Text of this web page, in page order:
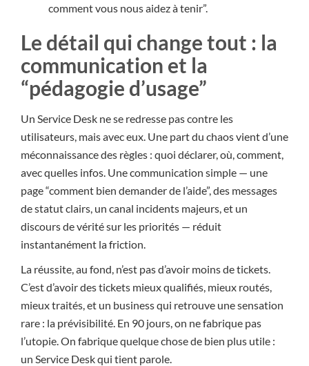
comment vous nous aidez à tenir”.
Le détail qui change tout : la
communication et la
“pédagogie d’usage”
Un Service Desk ne se redresse pas contre les
utilisateurs, mais avec eux. Une part du chaos vient d’une
méconnaissance des règles : quoi déclarer, où, comment,
avec quelles infos. Une communication simple — une
page “comment bien demander de l’aide”, des messages
de statut clairs, un canal incidents majeurs, et un
discours de vérité sur les priorités — réduit
instantanément la friction.
La réussite, au fond, n’est pas d’avoir moins de tickets.
C’est d’avoir des tickets mieux qualifiés, mieux routés,
mieux traités, et un business qui retrouve une sensation
rare : la prévisibilité. En 90 jours, on ne fabrique pas
l’utopie. On fabrique quelque chose de bien plus utile :
un Service Desk qui tient parole.